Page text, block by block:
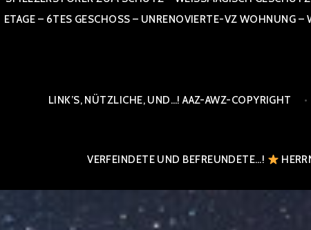
TAGE – 6TES GESCHOSS – UNRENOVIERTE-VZ WOHNUNG –
LINK’S, NÜTZLICHE, UND…! AAZ-AWZ-COPYRIGHT
VERFEINDETE UND BEFREUNDETE…!